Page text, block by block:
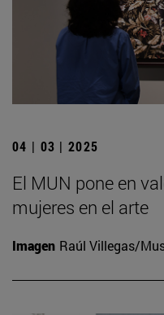
04 | 03 | 2025
El MUN pone en
mujeres en el arte
Imagen Raúl Villegas/